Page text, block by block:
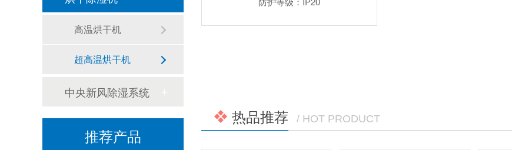
热品推荐 / HOT PRODUCT
高温烘干机
超高温烘干机
中央新风除湿系统
推荐产品
BZLMS-2400转轮除湿机